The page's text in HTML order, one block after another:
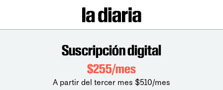
Suscripción digital
$255/mes
A partir del tercer mes $510/mes